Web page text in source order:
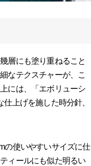
層にも塗り重ねること
なテクスチャーが、こ
には、「エボリューシ
上げを施した時分針、
の使いやすいサイズに仕
ィールにも似た明るい